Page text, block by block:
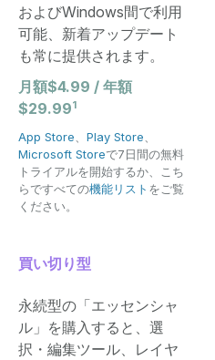
およびWindows間で利用
可能、新着アップデート
も常に提供されます。
月額$4.99 / 年額
$29.991
App Store Play Store
Microsoft Storeで7日間の無料
トライアルを開始するか、こち
らですべての機能リスト をご覧
ください。
買い切り型
永続型の「エッセンシャ
ル」を購入すると、選
択・編集ツール、レイヤ